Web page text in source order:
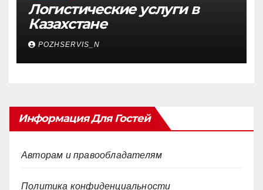
Логистические услуги в
Казахстане
POZHSERVIS_N
Информация Для Гостей
Авторам и правообладателям
Политика конфиденциальности